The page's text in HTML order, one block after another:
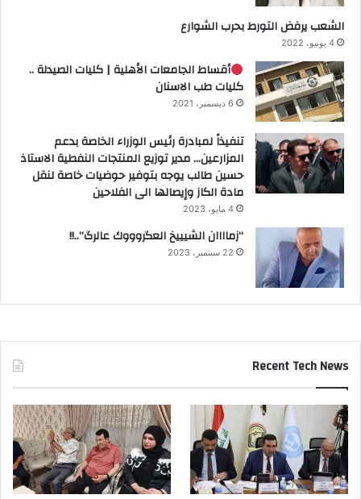
الشعب يرفض التورط بحرب الشوارع
4 يونيو، 2022
أقساط الجامعات الأهلية | كليات الصيدلة ..
كليات طب الاسنان
6 ديسمبر، 2021
تنفيذاً لمبادرة رئيس الوزراء الخاصة بدعم
المزارعين… مدير توزيع المنتجات النفطية الاستاذ
حسين طالب يوجه بتوفير حوضيات خاصة لنقل
مادة الكاز وإيصالها الى الفلاحين
4 مايو، 2023
“زماااان الشيييخ العگروووك عالرگ”..!!
22 سبتمبر، 2023
Recent Tech News